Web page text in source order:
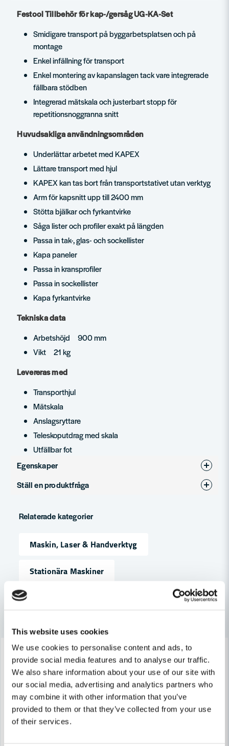
This website uses cookies
We use cookies to personalise content and ads, to
provide social media features and to analyse our traffic.
We also share information about your use of our site with
our social media, advertising and analytics partners who
may combine it with other information that you’ve
provided to them or that they’ve collected from your use
of their services.
Festool Tillbehör för kap-/gersåg UG-KA-Set
Smidigare transport på byggarbetsplatsen och på
montage
Enkel infällning för transport
Enkel montering av kapanslagen tack vare integrerade
fällbara stödben
Integrerad mätskala och justerbart stopp för
repetitionsnoggranna snitt
Huvudsakliga användningsområden
Underlättar arbetet med KAPEX
Lättare transport med hjul
KAPEX kan tas bort från transportstativet utan verktyg
Arm för kapsnitt upp till 2400 mm
Stötta bjälkar och fyrkantvirke
Såga lister och profiler exakt på längden
Passa in tak-, glas- och sockellister
Kapa paneler
Passa in kransprofiler
Passa in sockellister
Kapa fyrkantvirke
Tekniska data
Arbetshöjd 900 mm
Vikt 21 kg
Levereras med
Transporthjul
Mätskala
Anslagsryttare
Teleskoputdrag med skala
Utfällbar fot
Egenskaper
Produkttyp
Ställ en produktfråga
Fråga oss något om denna produkten...
Namn
email
Ja, ni får publicera min fråga
Relaterade kategorier
Maskin, Laser & Handverktyg
Stationära Maskiner
-7% -25%